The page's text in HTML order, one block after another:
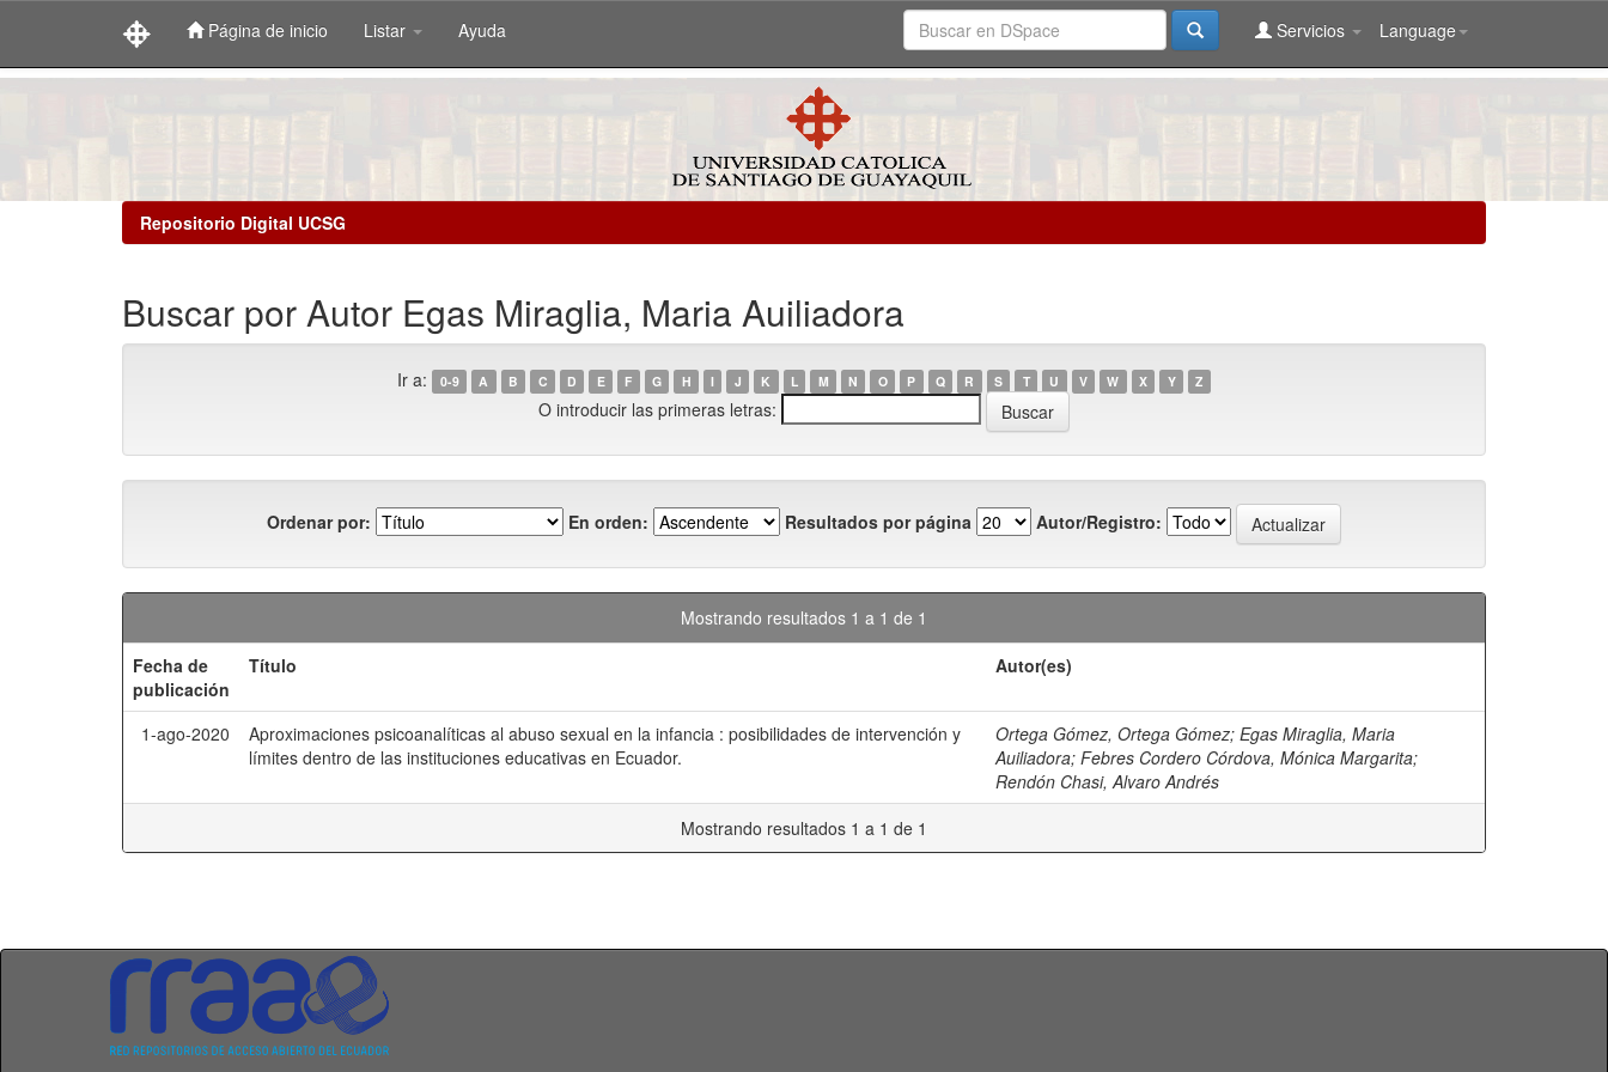
Página de inicio Listar Ayuda Language
Servicios
Repositorio Digital UCSG
Buscar por Autor Egas Miraglia, Maria Auiliadora
Ir a: 0-9 A B C D E F G H I J K L M N O P Q R S T U V W X Y Z
O introducir las primeras letras:
Ordenar por: En orden: Resultados por página Autor/Registro:
Mostrando resultados 1 a 1 de 1
Fecha de
publicación
Título Autor(es)
1-ago-2020
Aproximaciones psicoanalíticas al abuso sexual en la infancia : posibilidades de intervención y
límites dentro de las instituciones educativas en Ecuador.
Ortega Gómez, Ortega Gómez; Egas Miraglia, Maria
Auiliadora; Febres Cordero Córdova, Mónica Margarita;
Rendón Chasi, Alvaro Andrés
Mostrando resultados 1 a 1 de 1